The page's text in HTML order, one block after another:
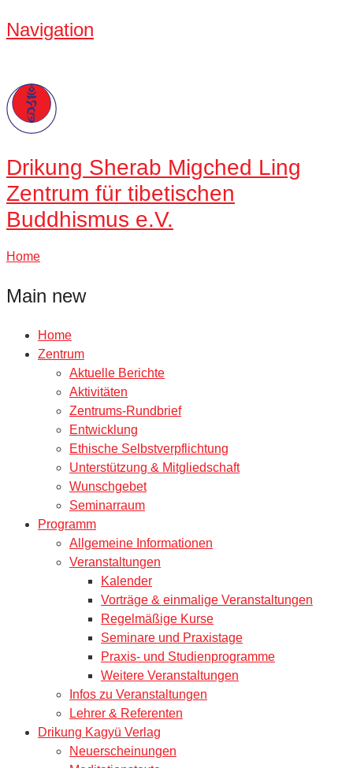
Navigation
Drikung Sherab Migched Ling
Zentrum für tibetischen
Buddhismus e.V.
Home
Main new
Home
Zentrum
Aktuelle Berichte
Aktivitäten
Zentrums-Rundbrief
Entwicklung
Ethische Selbstverpflichtung
Unterstützung & Mitgliedschaft
Wunschgebet
Seminarraum
Programm
Allgemeine Informationen
Veranstaltungen
Kalender
Vorträge & einmalige Veranstaltungen
Regelmäßige Kurse
Seminare und Praxistage
Praxis- und Studienprogramme
Weitere Veranstaltungen
Infos zu Veranstaltungen
Lehrer & Referenten
Drikung Kagyü Verlag
Neuerscheinungen